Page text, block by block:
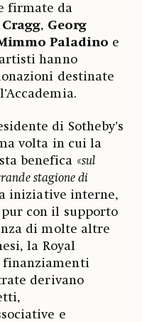
firmate da
, Georg
Paladino e
hanno
destinate
di Sotheby’s
volta in cui la
benefica «sul
stagione di
iniziative interne,
pur con il supporto
di molte altre
la Royal
finanziamenti
derivano
e